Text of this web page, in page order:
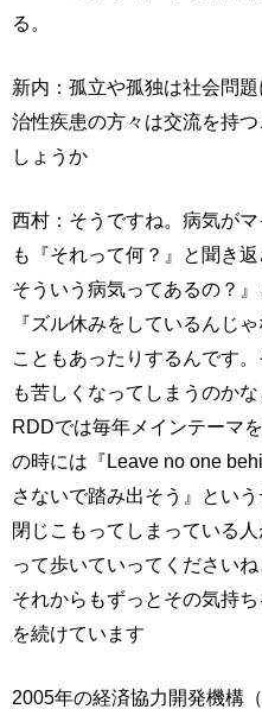
る。
新内：孤立や孤独は社会問
治性疾患の方々は交流を持
しょうか
西村：そうですね。病気が
も『それって何？』と聞き
そういう病気ってあるの？
『ズル休みをしているんじ
こともあったりするんです
も苦しくなってしまうのか
RDDでは毎年メインテーマ
の時には『Leave no one
さないで踏み出そう』とい
閉じこもってしまっている
って歩いていってください
それからもずっとその気持
を続けています
2005年の経済協力開発機構